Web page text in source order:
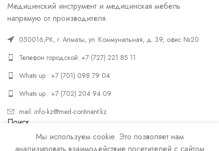
Медицинский инструмент и медицинская мебель
напрямую от производителя.
050016,РК, г. Алматы, ул. Коммунальная, д. 39, офис №20
Телефон городской: +7 (727) 221 85 11
Whats up : +7 (701) 098 79 04
Whats up : +7 (702) 204 94 09
mail: info-kz@med-continent.kz
Поиск
ПОИСК
Мы используем cookie. Это позволяет нам